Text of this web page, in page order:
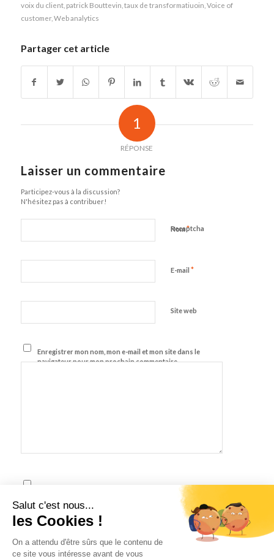
voix du client, patrick Bouttevin taux de transformatiuoin Voice of
customer, Web analytics
Partager cet article
1
RÉPONSE
Laisser un commentaire
Participez-vous à la discussion?
N'hésitez pas à contribuer!
Nom*
E-mail *
Site web
Enregistrer mon nom, mon e-mail et mon site dans le
navigateur pour mon prochain commentaire.
J'accepte les termes et conditions énoncés dans la
Recaptcha
Salut c'est nous...
les Cookies !
On a attendu d'être sûrs que le contenu de
ce site vous intéresse avant de vous